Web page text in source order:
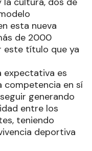
esta nueva
de 2000
este título que ya
expectativa es
competencia en sí
generando
entre los
teniendo
deportiva